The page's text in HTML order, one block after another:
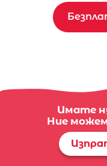
Имате
Ние